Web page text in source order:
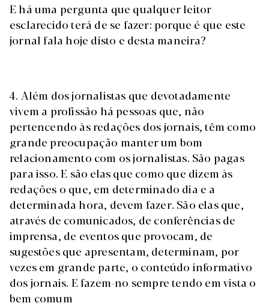
E há uma pergunta que qualquer leitor
esclarecido terá de se fazer: porque é que este
jornal fala hoje disto e desta maneira?
4. Além dos jornalistas que devotadamente
vivem a profissão há pessoas que, não
pertencendo às redações dos jornais, têm como
grande preocupação manter um bom
relacionamento com os jornalistas. São pagas
para isso. E são elas que como que dizem às
redações o que, em determinado dia e a
determinada hora, devem fazer. São elas que,
através de comunicados, de conferências de
imprensa, de eventos que provocam, de
sugestões que apresentam, determinam, por
vezes em grande parte, o conteúdo informativo
dos jornais. E fazem-no sempre tendo em vista o
bem comum